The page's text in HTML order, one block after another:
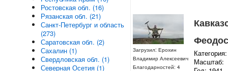
Загрузил: Ерохин
Владимир Алексеевич
Благодарностей: 4
Масштаб:
Ростовская обл. (16)
Рязанская обл. (21)
Санкт-Петербург и область
(273)
Саратовская обл. (2)
Сахалин (1)
Свердловская обл. (1)
Северная Осетия (1)